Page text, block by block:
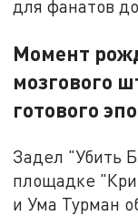
для фанатов
Момент
мозгового
готового
Задел "Убить
площадке
и Ума Турман